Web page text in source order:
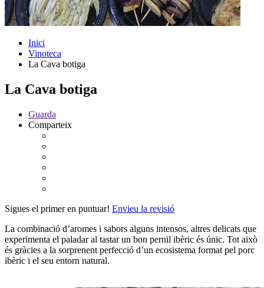
Inici
Vinoteca
La Cava botiga
La Cava botiga
Guarda
Comparteix
Sigues el primer en puntuar! Envieu la revisió
La combinació d’aromes i sabors alguns intensos, altres delicats que
experimenta el paladar al tastar un bon pernil ibèric és únic. Tot això
és gràcies a la sorprenent perfecció d’un ecosistema format pel porc
ibèric i el seu entorn natural.